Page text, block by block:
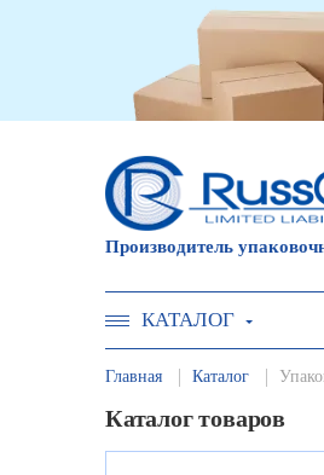
Производитель
КАТАЛОГ
Главная Каталог
Каталог товаров